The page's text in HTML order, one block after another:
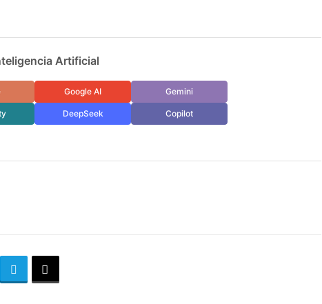
Artificial
Google AI Gemini
DeepSeek Copilot